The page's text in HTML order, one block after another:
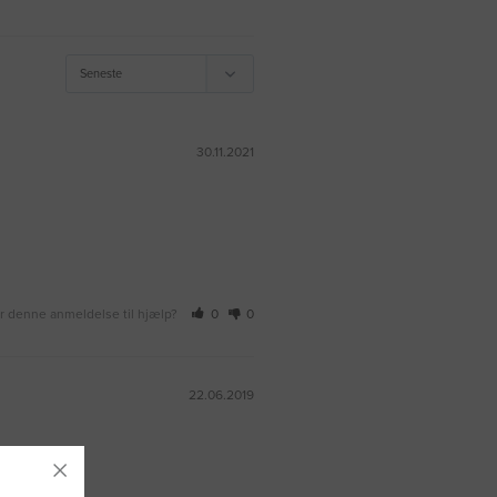
30.11.2021
denne anmeldelse til hjælp? 0 0
22.06.2019